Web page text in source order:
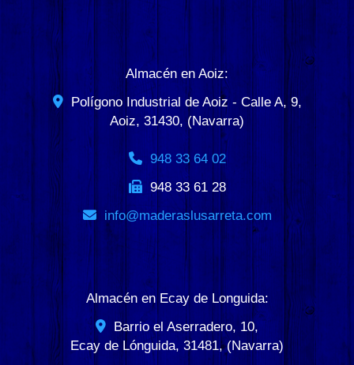
Almacén en Aoiz:
Polígono Industrial de Aoiz - Calle A, 9,
Aoiz, 31430,(Navarra)
948 33 64 02
948 33 61 28
info
maderaslusarreta.com
Almacén en Ecay de Longuida:
Barrio el Aserradero, 10,
Ecay de Lónguida, 31481,(Navarra)